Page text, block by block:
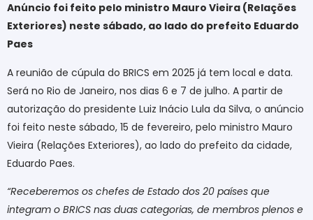
Anúncio foi feito pelo ministro Mauro Vieira (Relações
Exteriores) neste sábado, ao lado do prefeito Eduardo
Paes
A reunião de cúpula do BRICS em 2025 já tem local e data.
Será no Rio de Janeiro, nos dias 6 e 7 de julho. A partir de
autorização do presidente Luiz Inácio Lula da Silva, o anúncio
foi feito neste sábado, 15 de fevereiro, pelo ministro Mauro
Vieira (Relações Exteriores), ao lado do prefeito da cidade,
Eduardo Paes.
“Receberemos os chefes de Estado dos 20 países que
integram o BRICS nas duas categorias, de membros plenos e